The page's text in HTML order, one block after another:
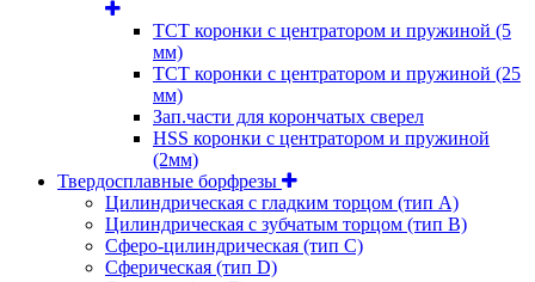
ТСТ коронки с центратором и пружиной (5
мм)
ТСТ коронки с центратором и пружиной (25
мм)
Зап.части для корончатых сверел
HSS коронки с центратором и пружиной
(2мм)
Твердосплавные борфрезы
Цилиндрическая с гладким торцом (тип А)
Цилиндрическая с зубчатым торцом (тип В)
Сферо-цилиндрическая (тип С)
Сферическая (тип D)